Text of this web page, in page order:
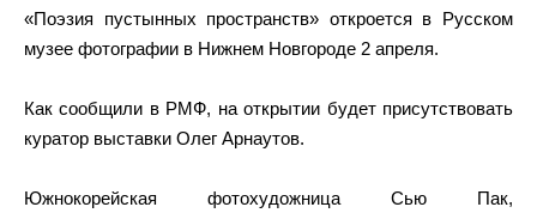
«Поэзия пустынных пространств» откроется в Русском
музее фотографии в Нижнем Новгороде 2 апреля.
Как сообщили в РМФ, на открытии будет присутствовать
куратор выставки Олег Арнаутов.
Южнокорейская фотохудожница Сью Пак,